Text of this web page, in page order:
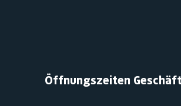
Öffnungszeiten